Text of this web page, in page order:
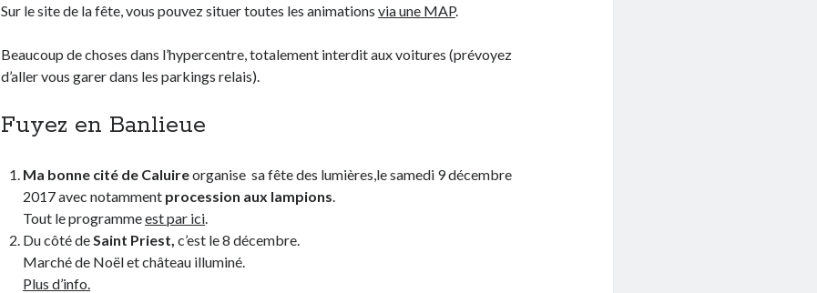
Sur le site de la fête, vous pouvez situer toutes les animationsvia une MAP.
Beaucoup de choses dans l’hypercentre, totalement interdit aux voitures (prévoyez
d’aller vous garer dans les parkings relais).
Fuyez en Banlieue
Ma bonne cité de Caluireorganise sa fête des lumières,le samedi 9 décembre
2017 avec notamment procession aux lampions.
Tout le programmeest par ici.
Du côté deSaint Priest, c’est le 8 décembre.
Marché de Noël et château illuminé.
Plus d’info.